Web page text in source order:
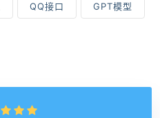
QQ接口 GPT模型